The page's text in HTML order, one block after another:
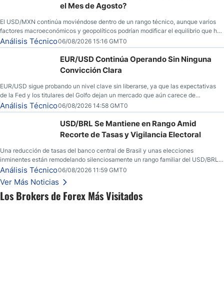
Los Brokers de Forex Más Visitados
el Mes de Agosto?
El USD/MXN continúa moviéndose dentro de un rango técnico, aunque varios
factores macroeconómicos y geopolíticos podrían modificar el equilibrio que ha
dominado al mercado en las últimas semanas.
Análisis Técnico06/08/2026 15:16 GMT0
EUR/USD Continúa Operando Sin Ninguna
Convicción Clara
EUR/USD sigue probando un nivel clave sin liberarse, ya que las expectativas
de la Fed y los titulares del Golfo dejan un mercado que aún carece de
convicción real.
Análisis Técnico06/08/2026 14:58 GMT0
USD/BRL Se Mantiene en Rango Amid
Recorte de Tasas y Vigilancia Electoral
Una reducción de tasas del banco central de Brasil y unas elecciones
inminentes están remodelando silenciosamente un rango familiar del USD/BRL.
Una reducción de tasas por parte del banco central de Brasil y unas elecciones
inminentes están remodelando silenciosamente un rango familiar del USD/BRL.
Esto es lo que los traders están observando a continuación.
Análisis Técnico06/08/2026 11:59 GMT0
Ver Más Noticias